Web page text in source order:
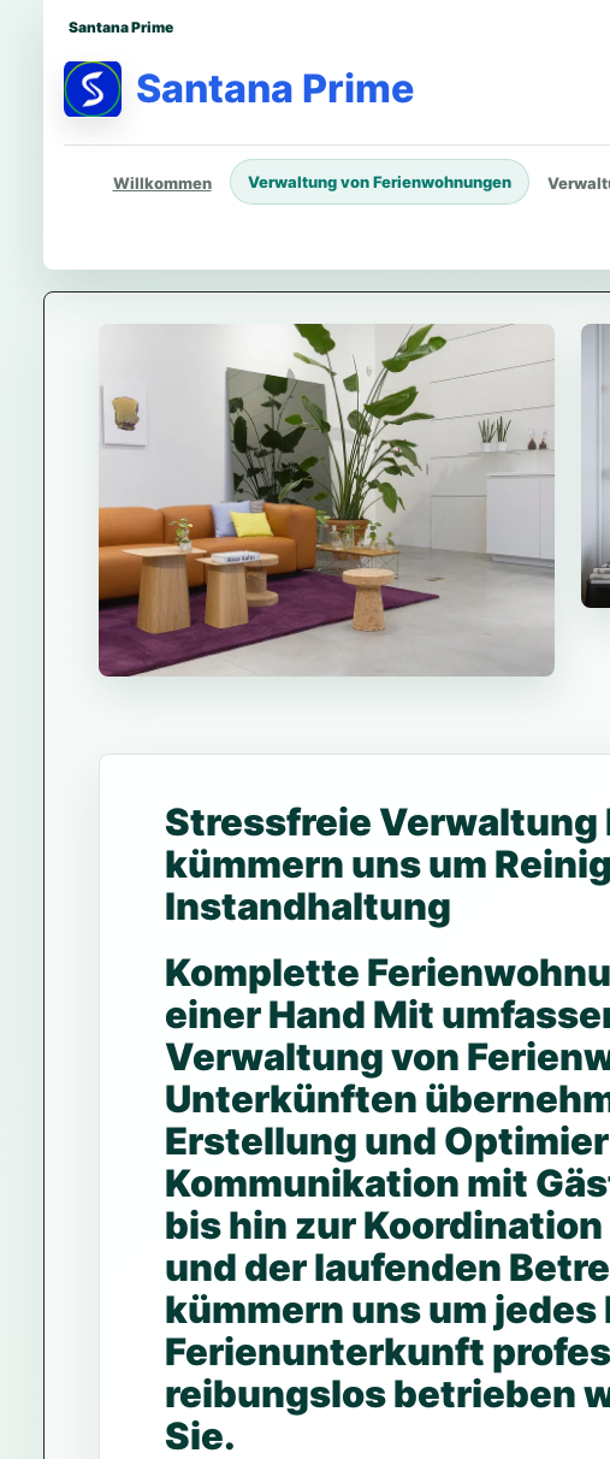
Santana Prime
Santana Prime
Willkommen Verwaltung von Ferienwohnungen
Stressfreie Verwaltung
kümmern uns um
Instandhaltung
Komplette
einer Hand Mit
Verwaltung von
Unterkünften
Erstellung und
Kommunikation mit
bis hin zur
und der laufenden
kümmern uns um jedes
Ferienunterkunft
reibungslos betrieben
Sie.